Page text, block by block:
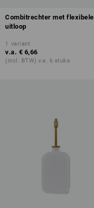
Combitrechter met flexibele
uitloop
1 variant
v.a. € 6,66
(incl. BTW) v.a. 6 stuks